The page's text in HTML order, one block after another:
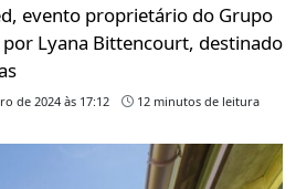
evento proprietário do Grupo
Lyana Bittencourt, destinado
de 2024 às 17:12 12 minutos de leitura